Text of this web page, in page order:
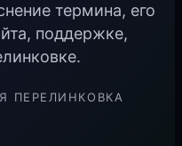
термина, его
поддержке,
ПЕРЕЛИНКОВКА